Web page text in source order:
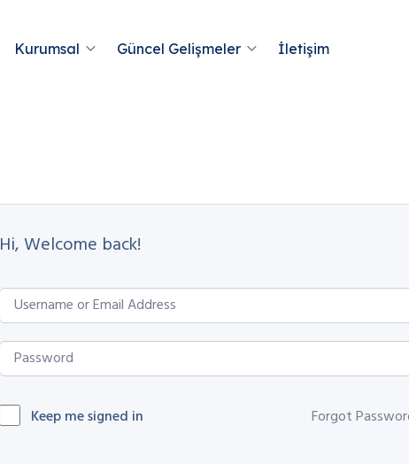
Kurumsal Güncel Gelişmeler İletişim
Hi, Welcome back!
Keep me signed in Forgot